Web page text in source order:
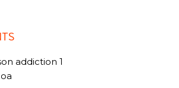
addiction 1